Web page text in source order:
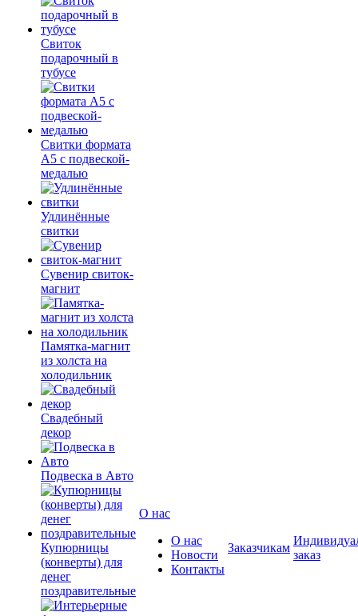
Свиток
подарочный в
тубусе
Свитки формата
А5 с подвеской-
медалью
Удлинённые
свитки
Сувенир свиток-
магнит
Памятка-магнит
из холста на
холодильник
Свадебный
декор
Подвеска в Авто
Купюрницы
(конверты) для
денег
поздравительные
О нас
О нас
Новости
Контакты
Заказчикам
заказ